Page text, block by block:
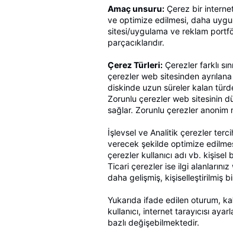
Amaç unsuru: Çerez bir
ve optimize edilmesi, daha
sitesi/uygulama ve reklam
parçacıklarıdır.
Çerez Türleri: Çerezler farklı
çerezler web sitesinden
diskinde uzun süreler kalan
Zorunlu çerezler web sitesinin
sağlar. Zorunlu çerezler anonim
İşlevsel ve Analitik çerezler
verecek şekilde optimize
çerezler kullanıcı adı vb. kişisel
Ticari çerezler ise ilgi
daha gelişmiş, kişiselleştirilmiş
Yukarıda ifade edilen oturum,
kullanıcı, internet tarayıcısı
bazlı değişebilmektedir.